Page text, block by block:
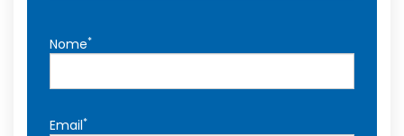
Nome*
Email*